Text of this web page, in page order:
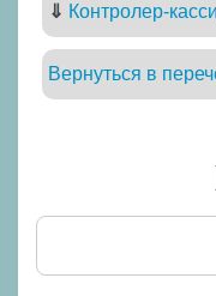
⇓ Контролер-
Вернуться в